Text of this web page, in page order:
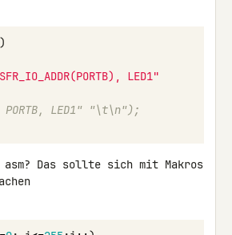
LED1"
LED1" "\t\n");
asm? Das sollte sich mit Makros